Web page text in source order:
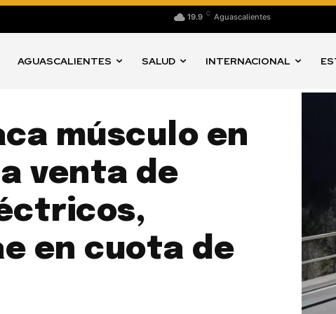
19.9 C Aguascalientes
AGUASCALIENTES SALUD INTERNACIONAL
músculo en
venta de
en cuota de